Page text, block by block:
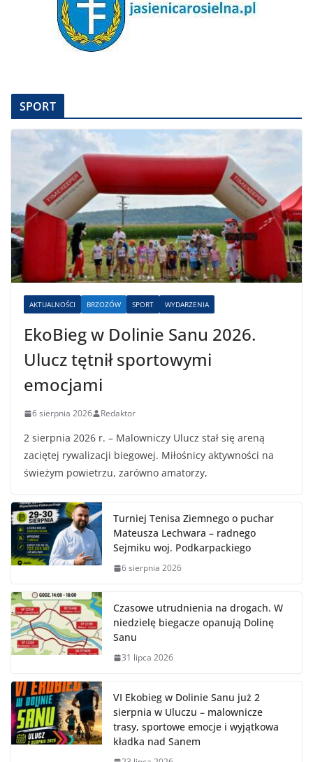
SPORT
AKTUALNOŚCI BRZOZÓW SPORT WYDARZENIA
EkoBieg w Dolinie Sanu 2026.
Ulucz tętnił sportowymi
emocjami
6 sierpnia 2026 Redaktor
2 sierpnia 2026 r. – Malowniczy Ulucz stał się areną
zaciętej rywalizacji biegowej. Miłośnicy aktywności na
świeżym powietrzu, zarówno amatorzy,
Turniej Tenisa Ziemnego o puchar
Mateusza Lechwara – radnego
Sejmiku woj. Podkarpackiego
6 sierpnia 2026
Czasowe utrudnienia na drogach. W
niedzielę biegacze opanują Dolinę
Sanu
31 lipca 2026
VI Ekobieg w Dolinie Sanu już 2
sierpnia w Uluczu – malownicze
trasy, sportowe emocje i wyjątkowa
kładka nad Sanem